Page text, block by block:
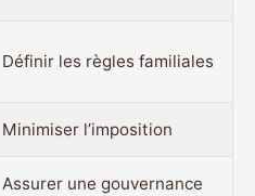
Définir les règles familiales
Minimiser l’imposition
Assurer une gouvernance